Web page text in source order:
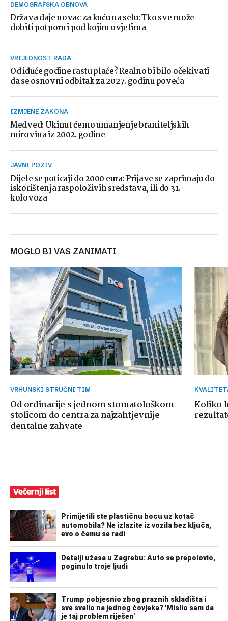
DEMOGRAFSKA OBNOVA
Država daje novac za kuću na selu: Tko sve može
dobiti potporu i pod kojim uvjetima
VRIJEDNOST RADA
Od iduće godine rastu plaće? Realno bi bilo očekivati
da se osnovni odbitak za 2027. godinu poveća
IZMJENE ZAKONA
Medved: Ukinut ćemo umanjenje braniteljskih
mirovina iz 2002. godine
JAVNI POZIV
Dijele se poticaji do 2000 eura: Prijave se zaprimaju do
iskorištenja raspoloživih sredstava, ili do 31.
kolovoza
MOGLO BI VAS ZANIMATI
VRHUNSKI STRUČNI TIM
Od ordinacije s jednom stomatološkom
stolicom do centra za najzahtjevnije
dentalne zahvate
Koliko